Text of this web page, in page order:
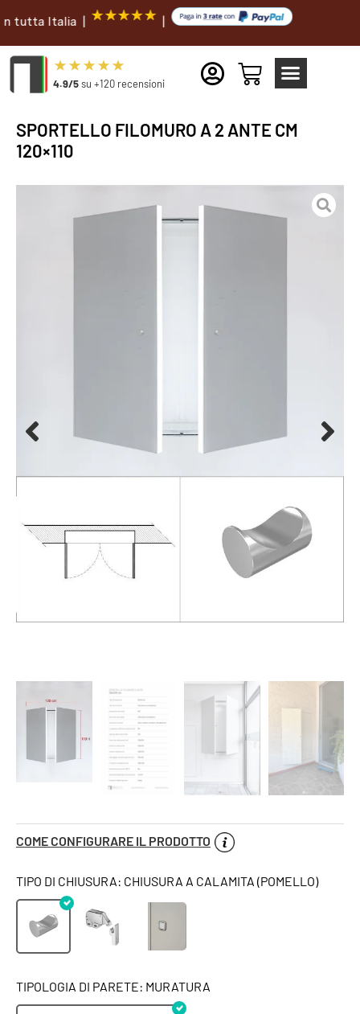
Italia | |
4.9/5su +120 recensioni
SPORTELLO FILOMURO A 2 ANTE CM
120×110
COME CONFIGURARE IL PRODOTTO
TIPO DI CHIUSURA: CHIUSURA A CALAMITA (POMELLO)
TIPOLOGIA DI PARETE: MURATURA